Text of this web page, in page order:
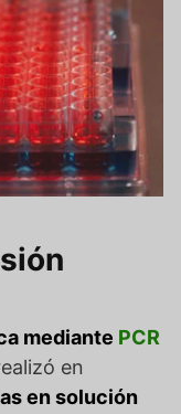
mediante PCR
en
en solución